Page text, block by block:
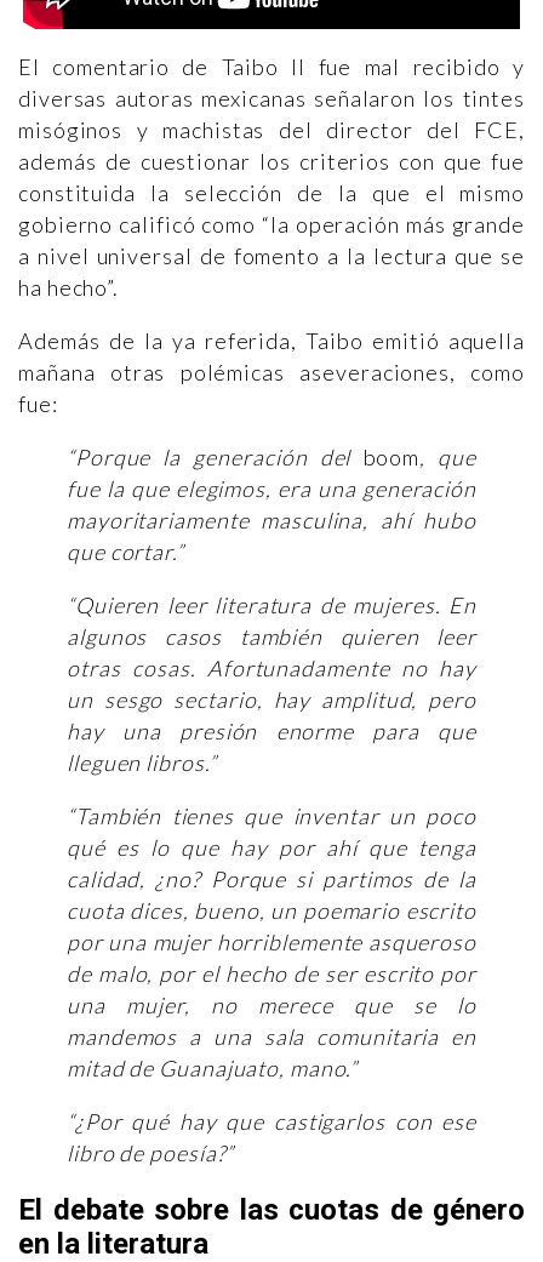
El comentario de Taibo II fue mal recibido y
diversas autoras mexicanas señalaron los tintes
misóginos y machistas del director del FCE,
además de cuestionar los criterios con que fue
constituida la selección de la que el mismo
gobierno calificó como “la operación más grande
a nivel universal de fomento a la lectura que se
ha hecho”.
Además de la ya referida, Taibo emitió aquella
mañana otras polémicas aseveraciones, como
fue:
“Porque la generación del boom, que
fue la que elegimos, era una generación
mayoritariamente masculina, ahí hubo
que cortar.”
“Quieren leer literatura de mujeres. En
algunos casos también quieren leer
otras cosas. Afortunadamente no hay
un sesgo sectario, hay amplitud, pero
hay una presión enorme para que
lleguen libros.”
“También tienes que inventar un poco
qué es lo que hay por ahí que tenga
calidad, ¿no? Porque si partimos de la
cuota dices, bueno, un poemario escrito
por una mujer horriblemente asqueroso
de malo, por el hecho de ser escrito por
una mujer, no merece que se lo
mandemos a una sala comunitaria en
mitad de Guanajuato, mano.”
“¿Por qué hay que castigarlos con ese
libro de poesía?”
El debate sobre las cuotas de género
en la literatura